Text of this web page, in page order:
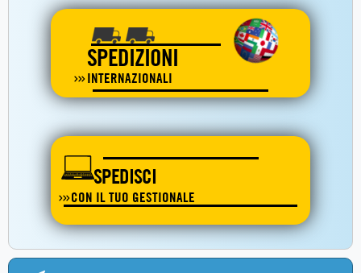
SPEDIZIONI
INTERNAZIONALI
SPEDISCI
CON IL TUO GESTIONALE